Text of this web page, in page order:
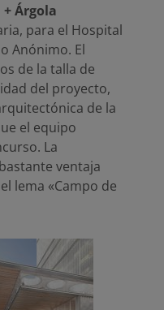
+ Árgola
para el Hospital
Anónimo. El
de la talla de
del proyecto,
de la
el equipo
La
ventaja
lema «Campo de